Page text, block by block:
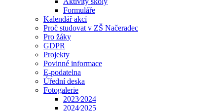
Formuláře
Kalendář akcí
Proč studovat v ZŠ Načeradec
Pro žáky
GDPR
Projekty
Povinné informace
E-podatelna
Úřední deska
Fotogalerie
2023⁄2024
2024⁄2025